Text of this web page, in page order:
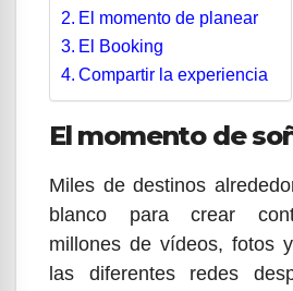
El momento de planear
El Booking
Compartir la experiencia
El momento de
Miles de destinos
blanco para crear
millones de vídeos, fotos
las diferentes redes